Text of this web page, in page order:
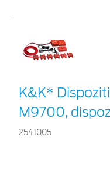
K&K*
M9700,
2541005